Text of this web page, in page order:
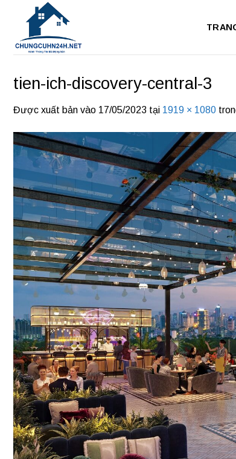
dung
tien-ich-discovery-central-3
Được xuất bản vào 17/05/2023 tại 1919 × 1080